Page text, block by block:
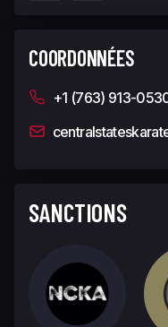
COORDONNÉES
+1 (763) 913-
SANCTIONS